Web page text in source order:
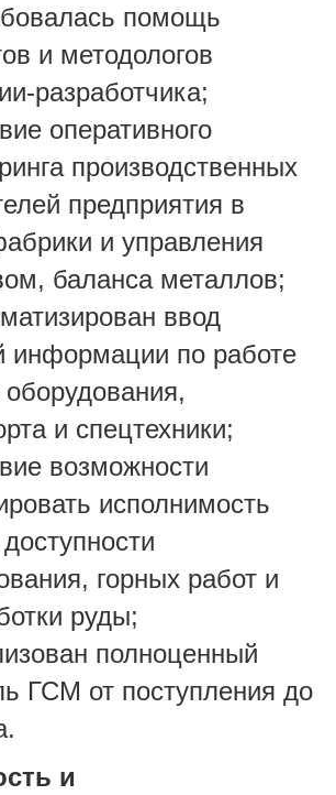
помощь
и методологов
разработчика;
оперативного
производственных
предприятия в
и управления
баланса металлов;
ввод
информации по работе
оборудования,
и спецтехники;
возможности
исполнимость
горных работ и
руды;
полноценный
ГСМ от поступления до
и